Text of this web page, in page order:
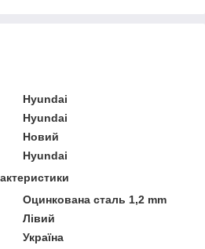
Hyundai
Hyundai
Новий
Hyundai
Оцинкована сталь 1,2 mm
Лівий
Україна